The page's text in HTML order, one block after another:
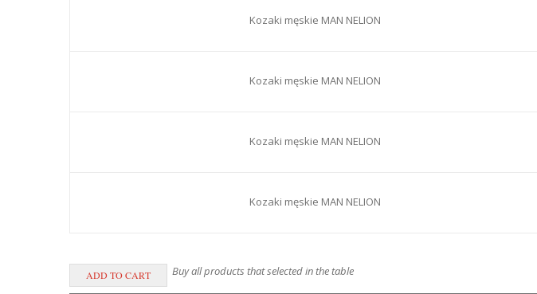
Kozaki męskie MAN NELION
Kozaki męskie MAN NELION
Kozaki męskie MAN NELION
Kozaki męskie MAN NELION
Buy all products that selected in the table